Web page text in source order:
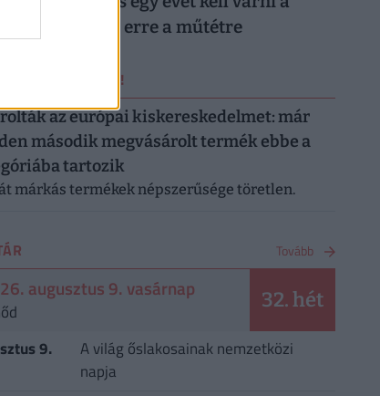
férfiaknak erre a műtétre
NE MARADJ LE!
az európai kiskereskedelmet: már
második megvásárolt termék ebbe a
tartozik
márkás termékek népszerűsége töretlen.
Tovább
augusztus 9. vasárnap 32. hét
9.
A világ őslakosainak nemzetközi
napja